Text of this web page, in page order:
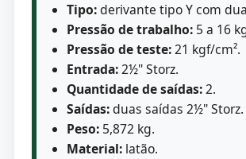
Tipo:derivante tipo Y com
Pressão de trabalho:5 a 16
Pressão de teste:21 kgf/cm².
Entrada:2½" Storz.
Quantidade de saídas:2.
Saídas:duas saídas 2½" Storz.
Peso:5,872 kg.
Material:latão.